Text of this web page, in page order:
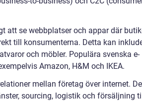
att se webbplatser och appar där
till konsumenterna. Detta kan
och möbler. Populära svenska e-
Amazon, H&M och IKEA.
mellan företag över internet.
sourcing, logistik och försäljning